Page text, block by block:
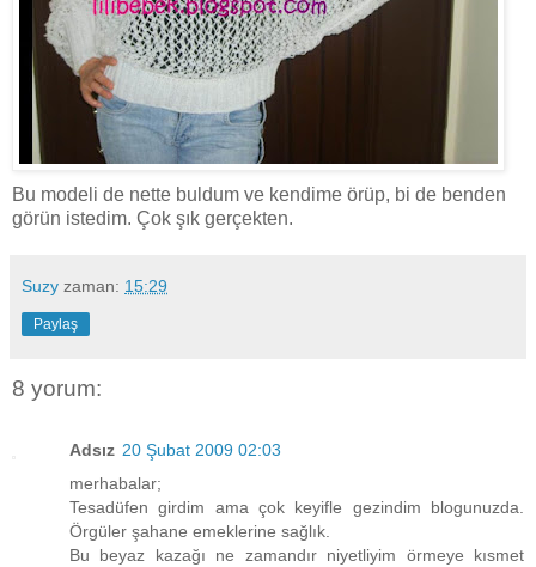
Bu modeli de nette buldum ve kendime örüp, bi de benden
görün istedim. Çok şık gerçekten.
Suzy zaman: 15:29
Paylaş
8 yorum:
Adsız 20 Şubat 2009 02:03
merhabalar;
Tesadüfen girdim ama çok keyifle gezindim blogunuzda.
Örgüler şahane emeklerine sağlık.
Bu beyaz kazağı ne zamandır niyetliyim örmeye kısmet